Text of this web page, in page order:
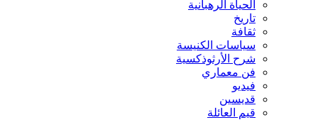
الحياة الرهبانية
تاريخ
ثقافة
سياسات الكنيسة
شرح الأرثوذكسية
فن معماري
فيديو
قديسين
قيم العائلة